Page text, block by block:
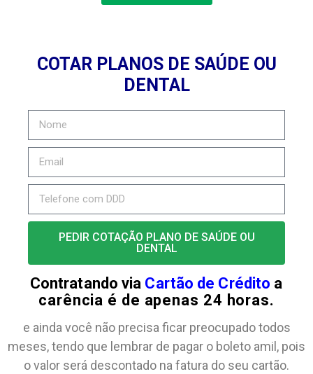
COTAR PLANOS DE SAÚDE OU
DENTAL
PEDIR COTAÇÃO PLANO DE SAÚDE OU
DENTAL
Contratando via Cartão de Crédito a
carência é de apenas 24 horas.
e ainda você não precisa ficar preocupado todos
meses, tendo que lembrar de pagar o boleto amil, pois
o valor será descontado na fatura do seu cartão.